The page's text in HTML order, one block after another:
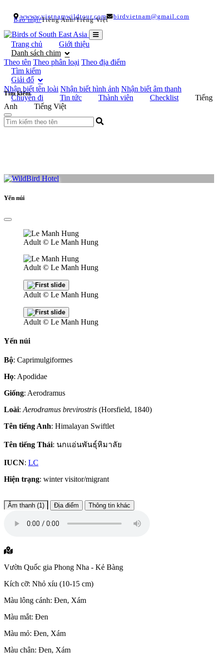
wwww.vietnamwildtour.com birdvietnam@gmail.com
Bảo mật/Tiếng Anh/Tiếng Việt
Trang chủ
Giới thiệu
Danh sách chim
Theo tên Theo phân loại Theo địa điểm
Tìm kiếm
Giải đố
Nhận biết tên loài Nhận biết hình ảnh Nhận biết âm thanh
Chuyến đi
Tin tức Thành viên Checklist
Tiếng
Anh
Tiếng Việt
Tìm kiếm
Yến núi
Adult © Le Manh Hung
Adult © Le Manh Hung
Adult © Le Manh Hung
Adult © Le Manh Hung
Yến núi
Bộ: Caprimulgiformes
Họ: Apodidae
Giống: Aerodramus
Loài: Aerodramus brevirostris (Horsfield, 1840)
Tên tiếng Anh: Himalayan Swiftlet
Tên tiếng Thái: นกแอ่นพันธุ์หิมาลัย
IUCN: LC
Hiện trạng: winter visitor/migrant
Âm thanh (1) Địa điểm Thông tin khác
Vườn Quốc gia Phong Nha - Kẻ Bàng
Kích cỡ: Nhỏ xíu (10-15 cm)
Màu lông cánh: Đen, Xám
Màu mắt: Đen
Màu mỏ: Đen, Xám
Màu chân: Đen, Xám